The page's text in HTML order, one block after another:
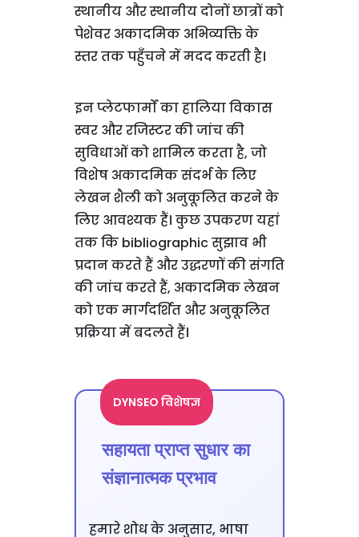
स्थानीय और स्थानीय दोनों छात्रों को
पेशेवर अकादमिक अभिव्यक्ति के
स्तर तक पहुँचने में मदद करती है।
इन प्लेटफार्मों का हालिया विकास
स्वर और रजिस्टर की जांच की
सुविधाओं को शामिल करता है, जो
विशेष अकादमिक संदर्भ के लिए
लेखन शैली को अनुकूलित करने के
लिए आवश्यक हैं। कुछ उपकरण यहां
तक कि bibliographic सुझाव भी
प्रदान करते हैं और उद्धरणों की संगति
की जांच करते हैं, अकादमिक लेखन
को एक मार्गदर्शित और अनुकूलित
प्रक्रिया में बदलते हैं।
DYNSEO विशेषज्ञ
सहायता प्राप्त सुधार का
संज्ञानात्मक प्रभाव
हमारे शोध के अनुसार, भाषा